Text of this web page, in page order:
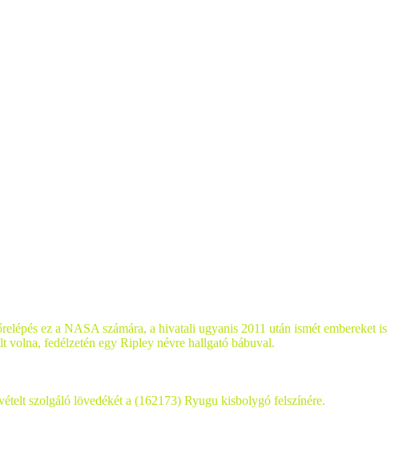
ez a NASA számára, a hivatali ugyanis 2011 után ismét embereket is
volna, fedélzetén egy Ripley névre hallgató bábuval.
szolgáló lövedékét a (162173) Ryugu kisbolygó felszínére.